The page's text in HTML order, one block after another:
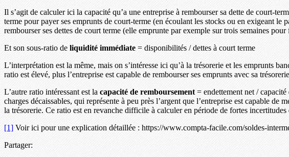
Il s’agit de calculer ici la capacité qu’a une entreprise à rembourser sa dette de court-
terme pour payer ses emprunts de court-terme (en écoulant les stocks ou en exigeant
rembourser ses dettes de court terme (elle emprunte par exemple sur trois semaines
Et son sous-ratio de liquidité immédiate = disponibilités / dettes à court terme
L’interprétation est la même, mais on s’intéresse ici qu’à la trésorerie et les emprunts
ratio est élevé, plus l’entreprise est capable de rembourser ses emprunts avec sa
L’autre ratio intéressant est la capacité de remboursement = endettement net /
charges décaissables, qui représente à peu près l’argent que l’entreprise est capable
la trésorerie. Ce ratio est en revanche difficile à calculer en période de fortes incertitudes
[1] Voir ici pour une explication détaillée : https://www.compta-facile.com/soldes-
Partager: